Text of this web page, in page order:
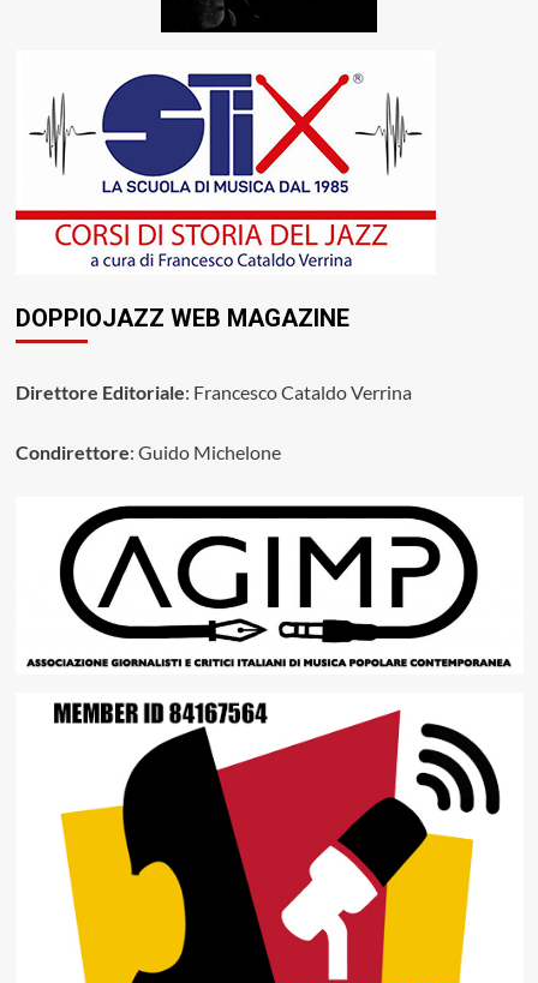
DOPPIOJAZZ WEB MAGAZINE
Direttore Editoriale: Francesco Cataldo Verrina
Condirettore: Guido Michelone